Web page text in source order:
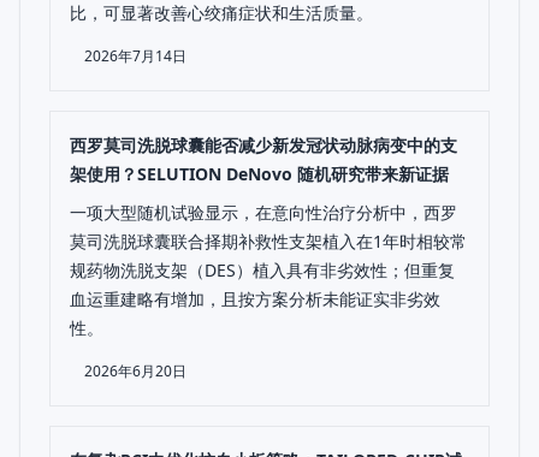
比，可显著改善心绞痛症状和生活质量。
2026年7月14日
西罗莫司洗脱球囊能否减少新发冠状动脉病变中的支
架使用？SELUTION DeNovo 随机研究带来新证据
一项大型随机试验显示，在意向性治疗分析中，西罗
莫司洗脱球囊联合择期补救性支架植入在1年时相较常
规药物洗脱支架（DES）植入具有非劣效性；但重复
血运重建略有增加，且按方案分析未能证实非劣效
性。
2026年6月20日